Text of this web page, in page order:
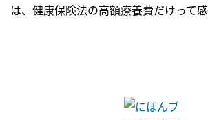
は、健康保険法の高額療養費だけって感